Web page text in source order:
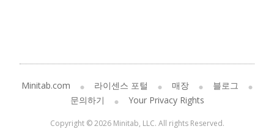
Minitab.com 라이센스 포털 매장
블로그
문의하기
Your Privacy Rights
Copyright © 2026 Minitab, LLC. All rights Reserved.